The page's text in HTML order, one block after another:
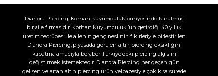
Dianora Piercing, Korhan Kuyumculuk bünyesinde kurulmuş
bir aile firmasıdır. Korhan Kuyumculuk ’un getirdiği 40 yıllık
üretim tecrübesi ile ailenin genç neslinin fikirleriyle birleştirilen
Dianora Piercing, piyasada görülen altın piercing eksikliğini
kapatma amacıyla beraber Türkiye’deki piercing algısını
değiştirmek istemektedir. Dianora Piercing her geçen gün
gelişen ve artan altın piercing ürün yelpazesiyle çok kısa sürede